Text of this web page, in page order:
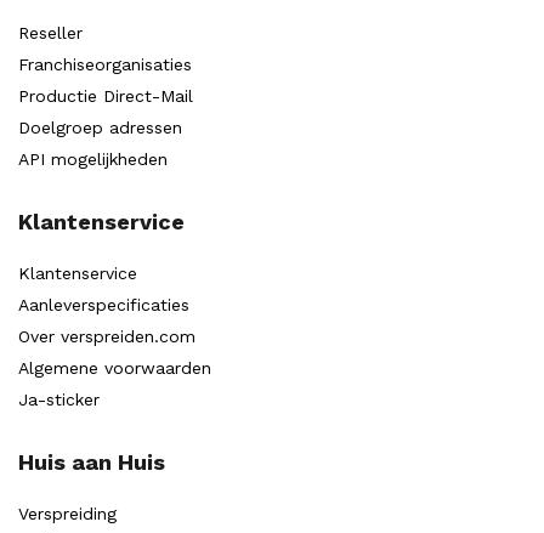
Reseller
Franchiseorganisaties
Productie Direct-Mail
Doelgroep adressen
API mogelijkheden
Klantenservice
Klantenservice
Aanleverspecificaties
Over verspreiden.com
Algemene voorwaarden
Ja-sticker
Huis aan Huis
Verspreiding